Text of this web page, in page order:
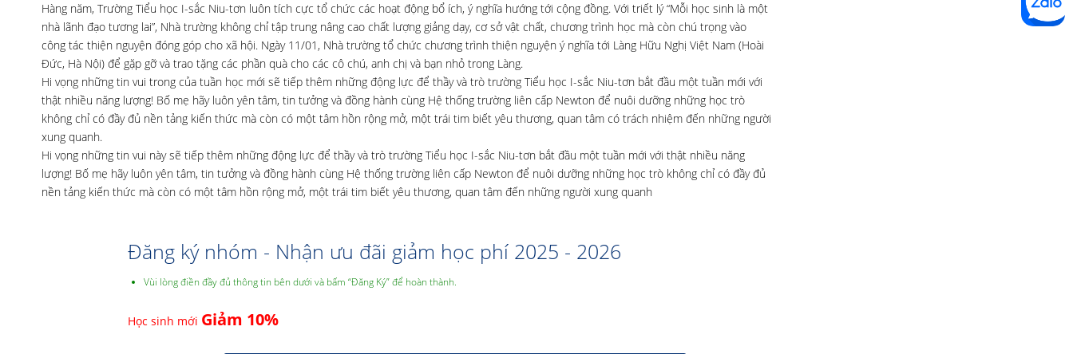
Hàng năm, Trường Tiểu học I-sắc Niu-tơn luôn tích cực tổ chức các hoạt động bổ ích, ý nghĩa hướng tới cộng đồng. Với triết lý “Mỗi học sinh là một
nhà lãnh đạo tương lai”, Nhà trường không chỉ tập trung nâng cao chất lượng giảng dạy, cơ sở vật chất, chương trình học mà còn chú trọng vào
công tác thiện nguyện đóng góp cho xã hội. Ngày 11/01, Nhà trường tổ chức chương trình thiện nguyện ý nghĩa tới Làng Hữu Nghị Việt Nam (Hoài
Đức, Hà Nội) để gặp gỡ và trao tặng các phần quà cho các cô chú, anh chị và bạn nhỏ trong Làng.
Hi vọng những tin vui trong của tuần học mới sẽ tiếp thêm những động lực để thầy và trò trường Tiểu học I-sắc Niu-tơn bắt đầu một tuần mới với
thật nhiều năng lượng! Bố mẹ hãy luôn yên tâm, tin tưởng và đồng hành cùng Hệ thống trường liên cấp Newton để nuôi dưỡng những học trò
không chỉ có đầy đủ nền tảng kiến thức mà còn có một tâm hồn rộng mở, một trái tim biết yêu thương, quan tâm có trách nhiệm đến những người
xung quanh.
Hi vọng những tin vui này sẽ tiếp thêm những động lực để thầy và trò trường Tiểu học I-sắc Niu-tơn bắt đầu một tuần mới với thật nhiều năng
lượng! Bố mẹ hãy luôn yên tâm, tin tưởng và đồng hành cùng Hệ thống trường liên cấp Newton để nuôi dưỡng những học trò không chỉ có đầy đủ
nền tảng kiến thức mà còn có một tâm hồn rộng mở, một trái tim biết yêu thương, quan tâm đến những người xung quanh
Đăng ký nhóm - Nhận ưu đãi giảm học phí 2025 - 2026
Vùi lòng điền đầy đủ thông tin bên dưới và bấm “Đăng Ký” để hoàn thành.
Học sinh mới Giảm 10%